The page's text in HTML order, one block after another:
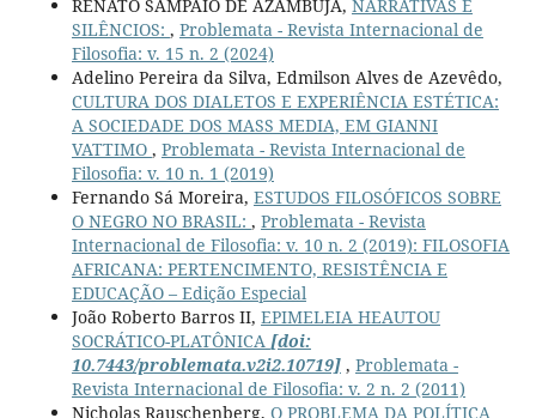
RENATO SAMPAIO DE AZAMBUJA, NARRATIVAS E
SILÊNCIOS: , Problemata - Revista Internacional de
Filosofia: v. 15 n. 2 (2024)
Adelino Pereira da Silva, Edmilson Alves de Azevêdo,
CULTURA DOS DIALETOS E EXPERIÊNCIA ESTÉTICA:
A SOCIEDADE DOS MASS MEDIA, EM GIANNI
VATTIMO , Problemata - Revista Internacional de
Filosofia: v. 10 n. 1 (2019)
Fernando Sá Moreira, ESTUDOS FILOSÓFICOS SOBRE
O NEGRO NO BRASIL: , Problemata - Revista
Internacional de Filosofia: v. 10 n. 2 (2019): FILOSOFIA
AFRICANA: PERTENCIMENTO, RESISTÊNCIA E
EDUCAÇÃO – Edição Especial
João Roberto Barros II, EPIMELEIA HEAUTOU
SOCRÁTICO-PLATÔNICA [doi:
10.7443/problemata.v2i2.10719], Problemata -
Revista Internacional de Filosofia: v. 2 n. 2 (2011)
Nicholas Rauschenberg, O PROBLEMA DA POLÍTICA